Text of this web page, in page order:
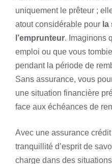
uniquement le prêteur ;
atout considérable pour
l’emprunteur. Imaginons
emploi ou que vous
pendant la période de
Sans assurance, vous
une situation financière
face aux échéances de
Avec une assurance
tranquillité d’esprit de
charge dans des